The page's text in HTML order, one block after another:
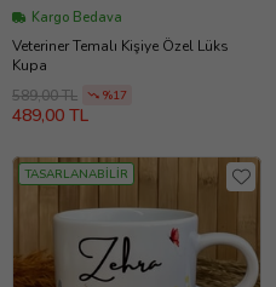
Kargo Bedava
Veteriner Temalı Kişiye Özel Lüks
Kupa
589,00 TL
%17
489,00 TL
TASARLANABİLİR